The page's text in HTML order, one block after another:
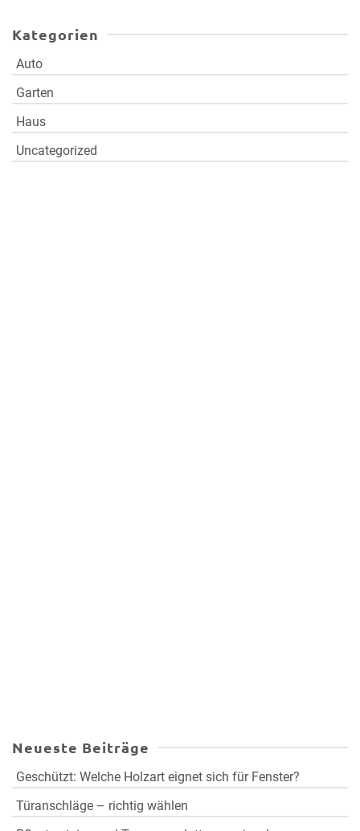
Kategorien
Auto
Garten
Haus
Uncategorized
Neueste Beiträge
Geschützt: Welche Holzart eignet sich für Fenster?
Türanschläge – richtig wählen